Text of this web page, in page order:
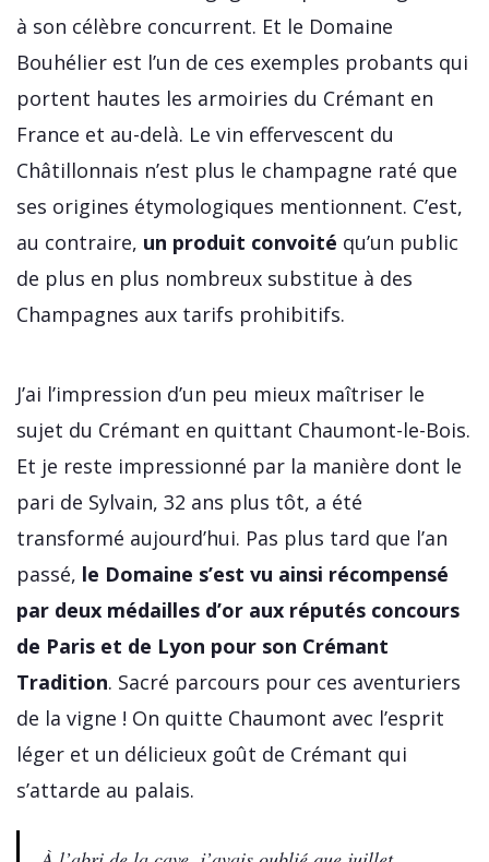
à son célèbre concurrent. Et le Domaine
Bouhélier est l’un de ces exemples probants qui
portent hautes les armoiries du Crémant en
France et au-delà. Le vin effervescent du
Châtillonnais n’est plus le champagne raté que
ses origines étymologiques mentionnent. C’est,
au contraire, un produit convoité qu’un public
de plus en plus nombreux substitue à des
Champagnes aux tarifs prohibitifs.
J’ai l’impression d’un peu mieux maîtriser le
sujet du Crémant en quittant Chaumont-le-Bois.
Et je reste impressionné par la manière dont le
pari de Sylvain, 32 ans plus tôt, a été
transformé aujourd’hui. Pas plus tard que l’an
passé, le Domaine s’est vu ainsi récompensé
par deux médailles d’or aux réputés concours
de Paris et de Lyon pour son Crémant
Tradition. Sacré parcours pour ces aventuriers
de la vigne ! On quitte Chaumont avec l’esprit
léger et un délicieux goût de Crémant qui
s’attarde au palais.